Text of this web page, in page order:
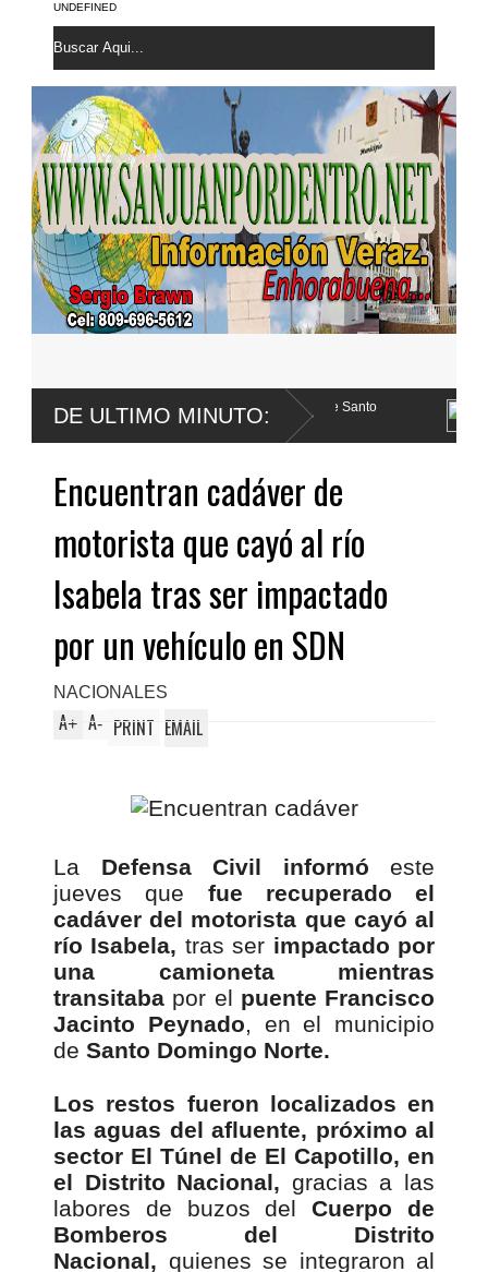
UNDEFINED
DE ULTIMO MINUTO:
medallas; sube a quinta posición de Santo
Roberto Santana
Encuentran cadáver de
motorista que cayó al río
Isabela tras ser impactado
por un vehículo en SDN
NACIONALES
A+ A- PRINT EMAIL
La Defensa Civil informó este
jueves que fue recuperado el
cadáver del motorista que cayó al
río Isabela, tras ser impactado por
una camioneta mientras
transitaba por el puente Francisco
Jacinto Peynado, en el municipio
de Santo Domingo Norte.
Los restos fueron localizados en
las aguas del afluente, próximo al
sector El Túnel de El Capotillo, en
el Distrito Nacional, gracias a las
labores de buzos delCuerpo de
Bomberos del Distrito
Nacional, quienes se integraron al